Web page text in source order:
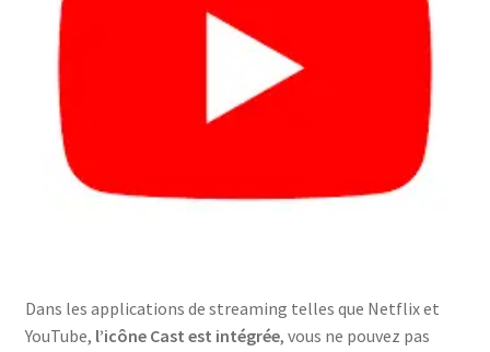
Dans les applications de streaming telles que Netflix et
YouTube, l’icône Cast est intégrée, vous ne pouvez pas